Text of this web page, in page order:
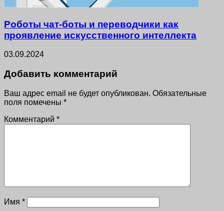
Роботы чат-боты и переводчики как
проявление искусственного интеллекта
03.09.2024
Добавить комментарий
Ваш адрес email не будет опубликован. Обязательные
поля помечены *
Комментарий *
Имя *